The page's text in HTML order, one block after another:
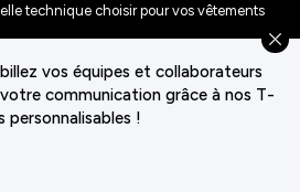
vos équipes et collaborateurs
communication grâce à nos T-
personnalisables !
technique choisir pour vos vêtements
vêtements ? Nos conseils d’experts
: Un Merch Sur-Mesure pour un